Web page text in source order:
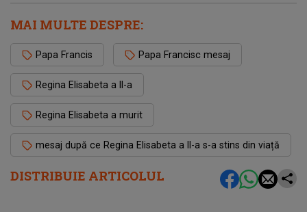
DISTRIBUIE ARTICOLUL
MAI MULTE DESPRE:
Papa Francis Papa Francisc mesaj
Regina Elisabeta a II-a
Regina Elisabeta a murit
mesaj după ce Regina Elisabeta a II-a s-a stins din viață